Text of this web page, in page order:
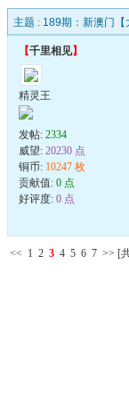
主题 : 189期：新澳门
【千里相见】
精灵王
发帖: 2334
威望: 20230 点
铜币: 10247 枚
贡献值: 0 点
好评度: 0 点
<< 1 2 3 4 5 6 7 >> [